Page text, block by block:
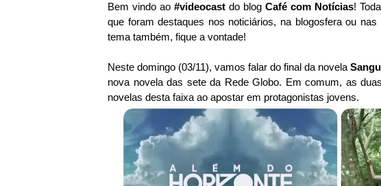
Bem vindo ao #videocast do blog Café com Notícias!
que foram destaques nos noticiários, na blogosfera ou
tema também, fique a vontade!
Neste domingo (03/11), vamos falar do final da novela
nova novela das sete da Rede Globo. Em comum, as
novelas desta faixa ao apostar em protagonistas jovens.